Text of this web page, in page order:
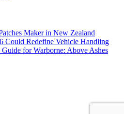
Maker in New Zealand
Redefine Vehicle Handling
for Warborne: Above Ashes